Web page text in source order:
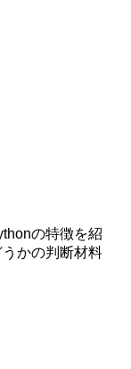
の特徴を紹
かの判断材料